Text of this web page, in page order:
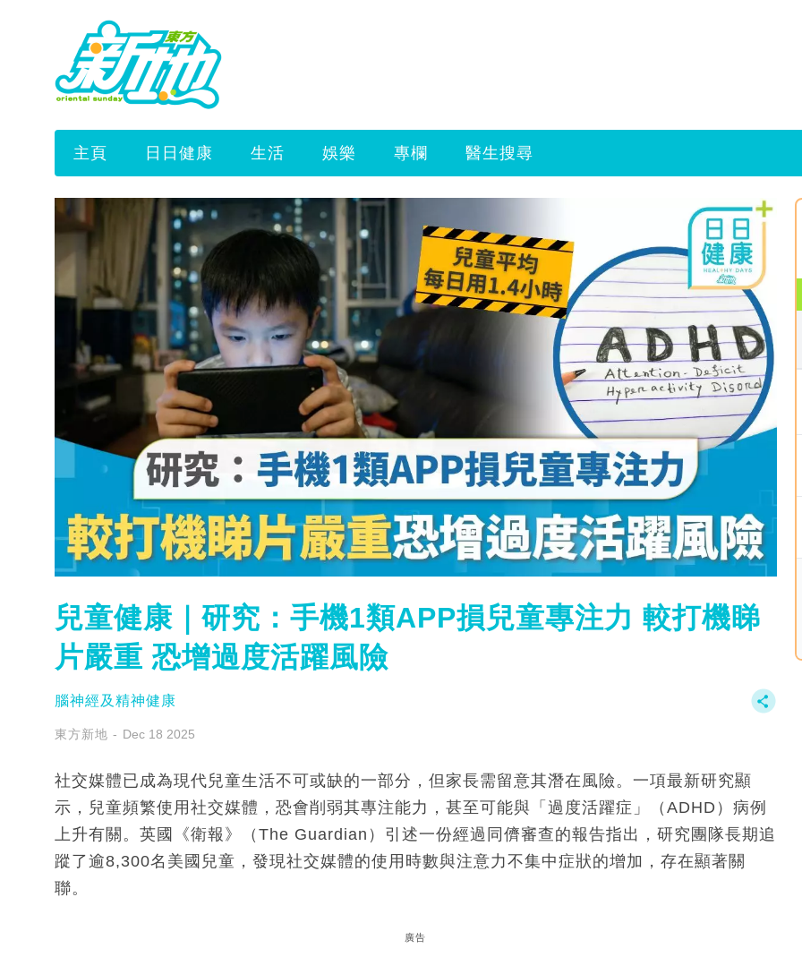
主頁 日日健康 生活 娛樂 專欄 醫生搜尋
兒童健康｜研究：手機1類APP損兒童專注力 較打機睇
片嚴重 恐增過度活躍風險
腦神經及精神健康
東方新地 Dec 18 2025
社交媒體已成為現代兒童生活不可或缺的一部分，但家長需留意其潛在風險。一項最新研究顯
示，兒童頻繁使用社交媒體，恐會削弱其專注能力，甚至可能與「過度活躍症」（ADHD）病例
上升有關。英國《衛報》（The Guardian）引述一份經過同儕審查的報告指出，研究團隊長期追
蹤了逾8,300名美國兒童，發現社交媒體的使用時數與注意力不集中症狀的增加，存在顯著關
聯。
廣告